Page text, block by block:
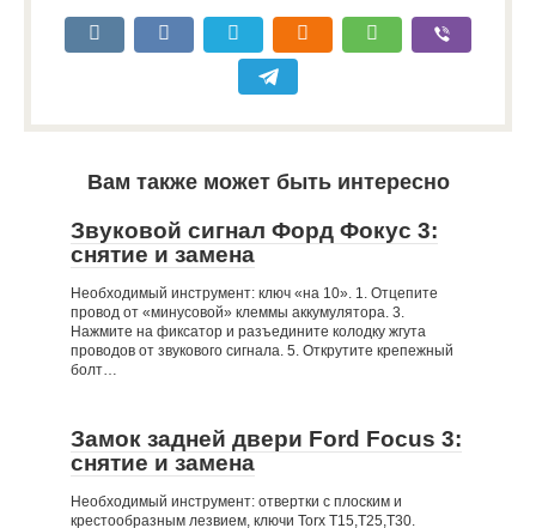
Вам также может быть интересно
Звуковой сигнал Форд Фокус 3:
снятие и замена
Необходимый инструмент: ключ «на 10». 1. Отцепите
провод от «минусовой» клеммы аккумулятора. 3.
Нажмите на фиксатор и разъедините колодку жгута
проводов от звукового сигнала. 5. Открутите крепежный
болт…
Замок задней двери Ford Focus 3:
снятие и замена
Необходимый инструмент: отвертки с плоским и
крестообразным лезвием, ключи Torx Т15,Т25,Т30.